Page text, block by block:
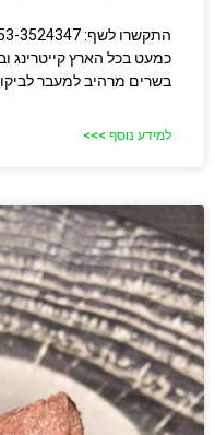
כמעט בכל הארץ קייטרינג
בשרים מרהיב למעבר
למידע נוסף >>>